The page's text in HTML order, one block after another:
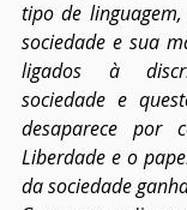
tipo de
sociedade e sua
ligados à
sociedade e
desaparece por
Liberdade e o
da sociedade